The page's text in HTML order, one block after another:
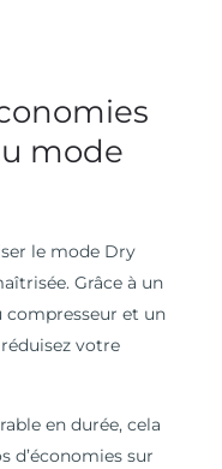
mode
le mode Dry
Grâce à un
et un
votre
en durée, cela
d’économies sur